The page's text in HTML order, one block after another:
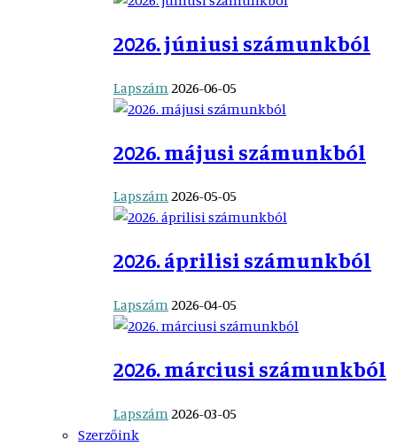
2026. júniusi számunkból
Lapszám 2026-06-05
2026. májusi számunkból
Lapszám2026-05-05
2026. áprilisi számunkból
Lapszám2026-04-05
2026. márciusi számunkból
Lapszám2026-03-05
Szerzőink